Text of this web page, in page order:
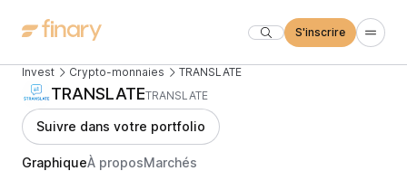
S'inscrire
Invest Crypto-monnaies TRANSLATE
TRANSLATETRANSLATE
Suivre dans votre portfolio
GraphiqueÀ proposMarchés